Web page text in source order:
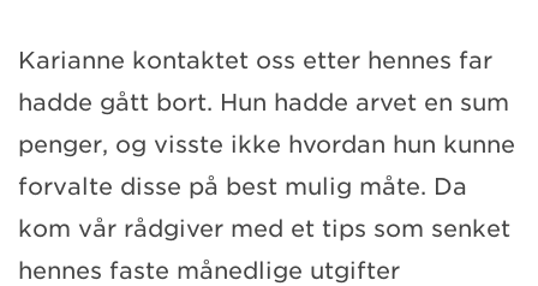
Karianne kontaktet oss etter hennes far
hadde gått bort. Hun hadde arvet en sum
penger, og visste ikke hvordan hun kunne
forvalte disse på best mulig måte. Da
kom vår rådgiver med et tips som senket
hennes faste månedlige utgifter